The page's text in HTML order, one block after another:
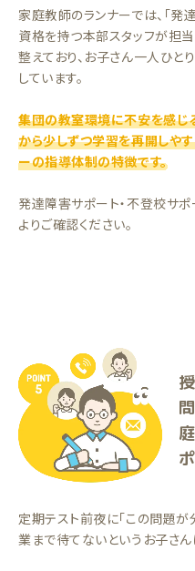
家庭教師のランナーでは、「発
資格を持つ本部スタッフが担
整えており、お子さん一人ひ
しています。
集団の教室環境に不安を感じ
から少しずつ学習を再開しや
ーの指導体制の特徴です。
発達障害サポート・不登校サ
よりご確認ください。
定期テスト前夜に「この問題が
業まで待てないというお子さん